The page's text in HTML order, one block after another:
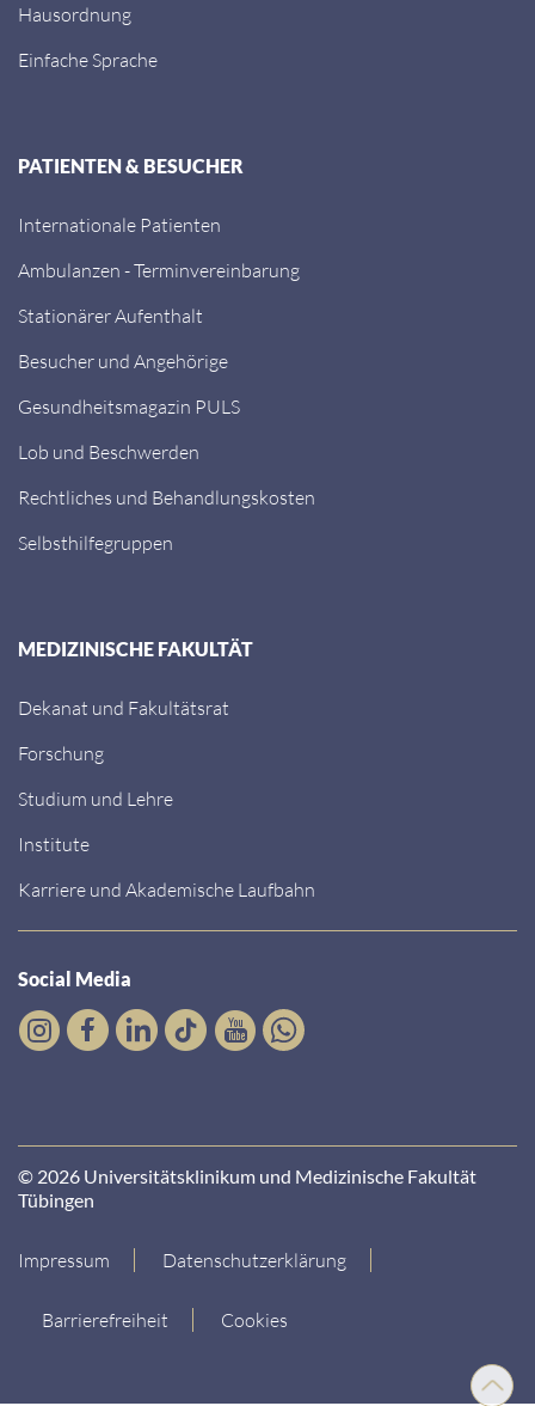
Nach
oben
Hausordnung
Einfache Sprache
PATIENTEN & BESUCHER
Internationale Patienten
Ambulanzen - Terminvereinbarung
Stationärer Aufenthalt
Besucher und Angehörige
Gesundheitsmagazin PULS
Lob und Beschwerden
Rechtliches und Behandlungskosten
Selbsthilfegruppen
MEDIZINISCHE FAKULTÄT
Dekanat und Fakultätsrat
Forschung
Studium und Lehre
Institute
Karriere und Akademische Laufbahn
Social Media
© 2026 Universitätsklinikum und Medizinische Fakultät
Tübingen
Impressum Datenschutzerklärung
Barrierefreiheit Cookies